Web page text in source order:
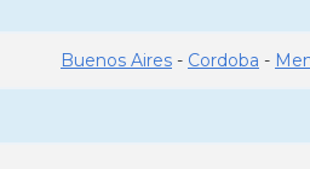
Buenos Aires - Cordoba -